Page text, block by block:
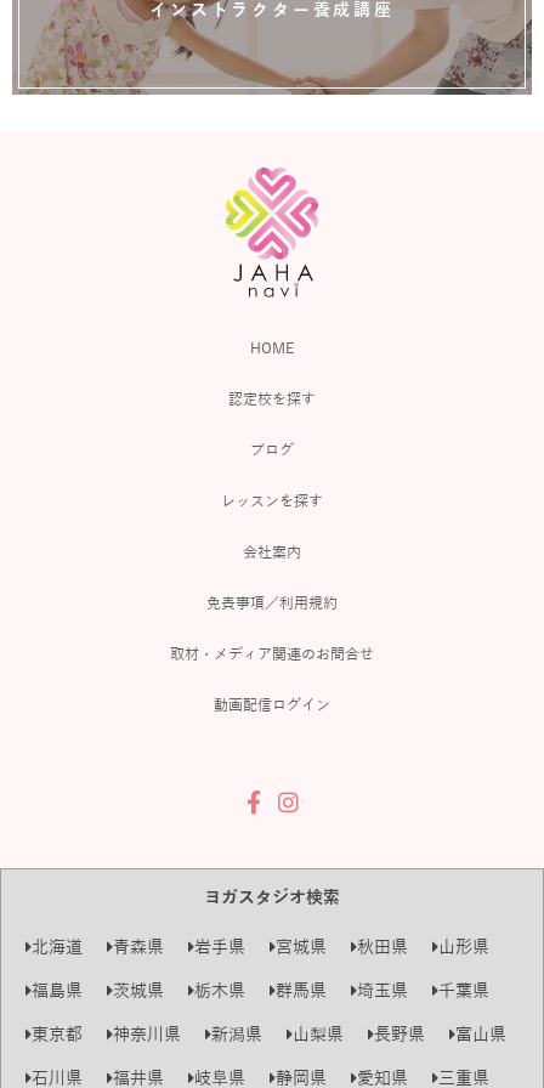
インストラクター養成講座
HOME
認定校を探す
ブログ
レッスンを探す
会社案内
免責事項／利用規約
取材・メディア関連のお問合せ
動画配信ログイン
ヨガスタジオ検索
北海道 青森県 岩手県 宮城県 秋田県
山形県
福島県
茨城県 栃木県 群馬県 埼玉県
千葉県
東京都
神奈川県 新潟県 山梨県 長野県
富山県
石川県
福井県 岐阜県 静岡県 愛知県 三重県